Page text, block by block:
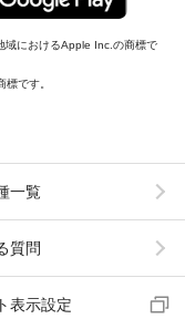
域におけるApple Inc.の商標で
です。
一覧
質問
表示設定